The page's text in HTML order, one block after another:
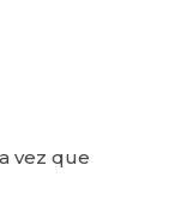
vez que